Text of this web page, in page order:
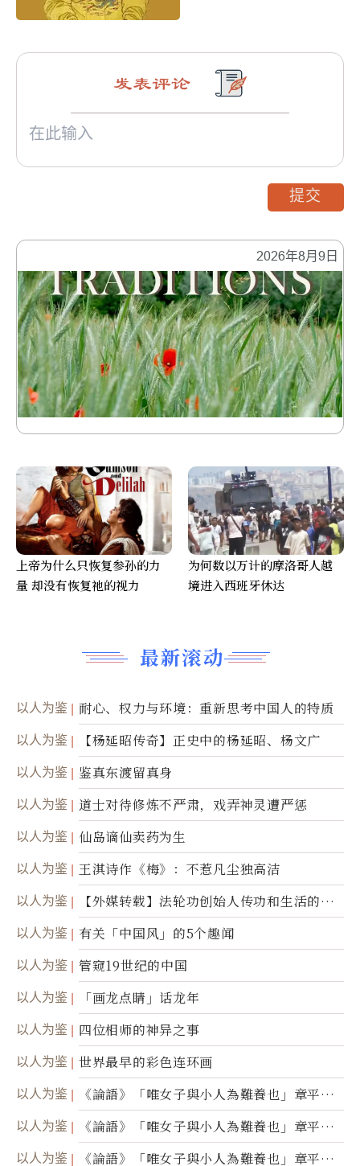
2026年8月9日
最新滚动
以人为鉴 耐心、权力与环境：重新思考中国人的特质
以人为鉴 【杨延昭传奇】正史中的杨延昭、杨文广
以人为鉴 鉴真东渡留真身
以人为鉴 道士对待修炼不严肃，戏弄神灵遭严惩
以人为鉴 仙岛谪仙卖药为生
以人为鉴 王淇诗作《梅》：不惹凡尘独高洁
以人为鉴
【外媒转载】法轮功创始人传功和生活的故
事
以人为鉴 有关「中国风」的5个趣闻
以人为鉴 管窥19世纪的中国
以人为鉴 「画龙点睛」话龙年
以人为鉴 四位相师的神异之事
以人为鉴 世界最早的彩色连环画
以人为鉴
《論語》「唯女子與小人為難養也」章平議
（三）
以人为鉴
《論語》「唯女子與小人為難養也」章平議
（二）
以人为鉴 《論語》「唯女子與小人為難養也」章平議
发表评论
提交
上帝为什么只恢复参孙的力
量 却没有恢复祂的视力
为何数以万计的摩洛哥人越
境进入西班牙休达